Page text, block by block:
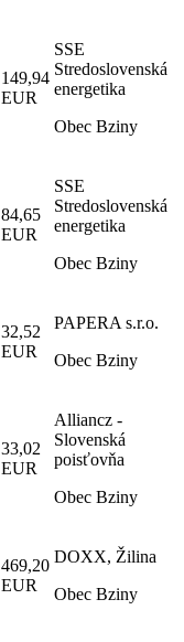
149,94
EUR
SSE
Stredoslovenská
energetika
Obec Bziny
84,65
EUR
SSE
Stredoslovenská
energetika
Obec Bziny
32,52
EUR
PAPERA s.r.o.
Obec Bziny
33,02
EUR
Alliancz -
Slovenská
poisťovňa
Obec Bziny
469,20
EUR
DOXX, Žilina
Obec Bziny